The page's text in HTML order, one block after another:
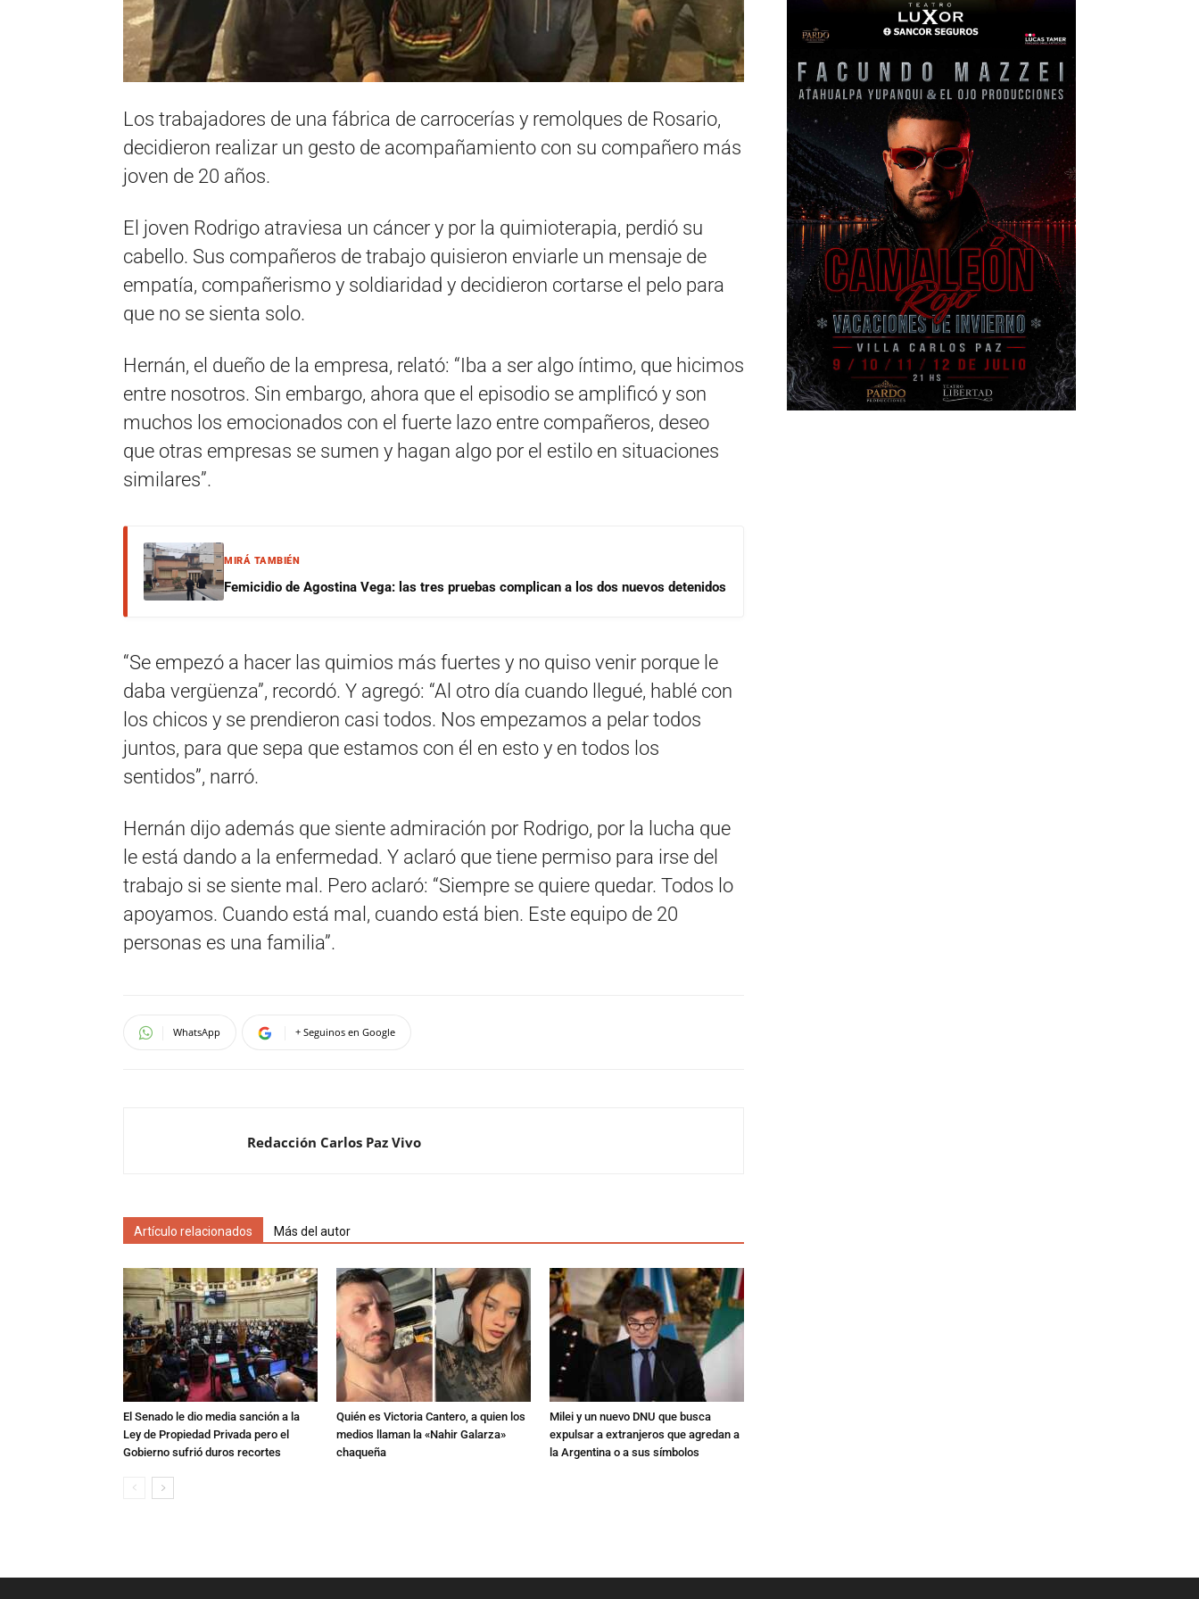
Los trabajadores de una fábrica de carrocerías y remolques de Rosario,
decidieron realizar un gesto de acompañamiento con su compañero más
joven de 20 años.
El joven Rodrigo atraviesa un cáncer y por la quimioterapia, perdió su
cabello. Sus compañeros de trabajo quisieron enviarle un mensaje de
empatía, compañerismo y soldiaridad y decidieron cortarse el pelo para
que no se sienta solo.
Hernán, el dueño de la empresa, relató: “Iba a ser algo íntimo, que hicimos
entre nosotros. Sin embargo, ahora que el episodio se amplificó y son
muchos los emocionados con el fuerte lazo entre compañeros, deseo
que otras empresas se sumen y hagan algo por el estilo en situaciones
similares”.
MIRÁ TAMBIÉN
Femicidio de Agostina Vega: las tres pruebas complican a los dos nuevos detenidos
“Se empezó a hacer las quimios más fuertes y no quiso venir porque le
daba vergüenza”, recordó. Y agregó: “Al otro día cuando llegué, hablé con
los chicos y se prendieron casi todos. Nos empezamos a pelar todos
juntos, para que sepa que estamos con él en esto y en todos los
sentidos”, narró.
Hernán dijo además que siente admiración por Rodrigo, por la lucha que
le está dando a la enfermedad. Y aclaró que tiene permiso para irse del
trabajo si se siente mal. Pero aclaró: “Siempre se quiere quedar. Todos lo
apoyamos. Cuando está mal, cuando está bien. Este equipo de 20
personas es una familia”.
WhatsApp + Seguinos en Google
Redacción Carlos Paz Vivo
Artículo relacionados Más del autor
El Senado le dio media sanción a la
Ley de Propiedad Privada pero el
Gobierno sufrió duros recortes
Quién es Victoria Cantero, a quien los
medios llaman la «Nahir Galarza»
chaqueña
Milei y un nuevo DNU que busca
expulsar a extranjeros que agredan a
la Argentina o a sus símbolos